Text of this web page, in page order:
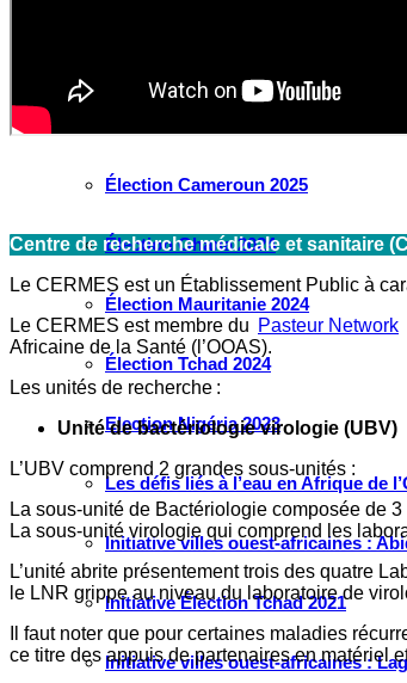
Élection Cameroun 2025
Élection Ghana 2024
Élection Mauritanie 2024
Élection Tchad 2024
Election Nigéria 2023
Les défis liés à l’eau en Afrique de
Initiative villes ouest-africaines :
Initiative Élection Tchad 2021
Initiative villes ouest-africaines :
Centre de recherche médicale et sanitaire
Le CERMES est un Établissement Public à
Le CERMES est membre du Pasteur Network
Africaine de la Santé (l’OOAS).
Les unités de recherche :
Unité de bactériologie virologie (UBV)
L’UBV comprend 2 grandes sous-unités :
La sous-unité de Bactériologie composée de
La sous-unité virologie qui comprend les
L’unité abrite présentement trois des quatre
le LNR grippe au niveau du laboratoire de
Il faut noter que pour certaines maladies
ce titre des appuis de partenaires en matériel